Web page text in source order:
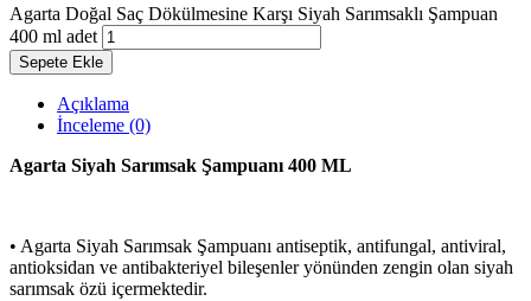
Agarta Doğal Saç Dökülmesine Karşı Siyah Sarımsaklı Şampuan
400 ml adet
Sepete Ekle
Açıklama
İnceleme (0)
Agarta Siyah Sarımsak Şampuanı 400 ML
• Agarta Siyah Sarımsak Şampuanı antiseptik, antifungal, antiviral,
antioksidan ve antibakteriyel bileşenler yönünden zengin olan siyah
sarımsak özü içermektedir.